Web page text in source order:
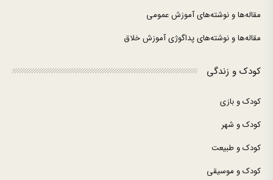
مقاله‌ها و نوشته‌های آموزش عمومی
مقاله‌ها و نوشته‌های پداگوژی آموزش خلاق
کودک و زندگی
کودک و بازی
کودک و شهر
کودک و طبیعت
کودک و موسیقی